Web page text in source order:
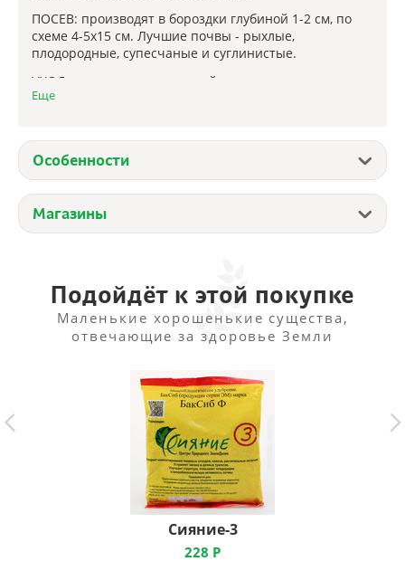
ПОСЕВ: производят в бороздки глубиной 1-2 см, по
схеме 4-5x15 см. Лучшие почвы - рыхлые,
плодородные, супесчаные и суглинистые.
УХОД: рыхление междурядий, прополка,
прореживание при загущенных посевах.
Количество семян: 2 гр
Еще
Особенности
Магазины
Подойдёт к этой покупке
Маленькие хорошенькие существа,
отвечающие за здоровье Земли
Сияние-3
228 Р